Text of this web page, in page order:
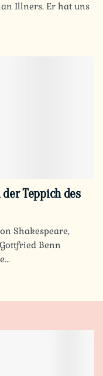
Illners. Er hat uns
Teppich des
Shakespeare,
Benn